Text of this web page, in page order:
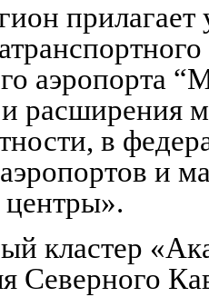
аэропорта
расширения
в
и
центры».
кластер
Северного